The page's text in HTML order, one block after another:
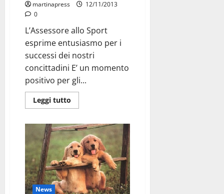
martinapress
12/11/2013
0
L’Assessore allo Sport
esprime entusiasmo per i
successi dei nostri
concittadini E’ un momento
positivo per gli...
Leggi tutto
News